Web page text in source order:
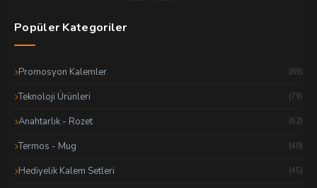
Popüler Kategoriler
Promosyon Kalemler (89)
Teknoloji Ürünleri (79)
Anahtarlık - Rozet (62)
Termos - Mug (48)
Hediyelik Kalem Setleri (45)